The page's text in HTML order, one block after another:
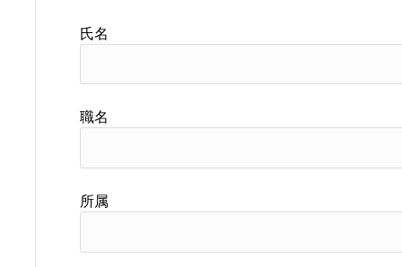
氏名
職名
所属